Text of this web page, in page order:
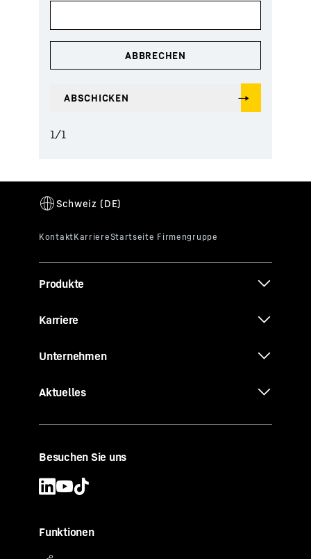
1/1
Produkte
Karriere
Unternehmen
Aktuelles
Besuchen Sie uns
Funktionen